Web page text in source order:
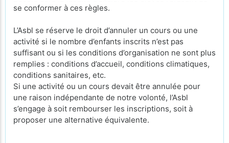
se conformer à ces règles.
L’Asbl se réserve le droit d’annuler un cours ou une
activité si le nombre d’enfants inscrits n’est pas
suffisant ou si les conditions d’organisation ne sont plus
remplies : conditions d’accueil, conditions climatiques,
conditions sanitaires, etc.
Si une activité ou un cours devait être annulée pour
une raison indépendante de notre volonté, l’Asbl
s’engage à soit rembourser les inscriptions, soit à
proposer une alternative équivalente.